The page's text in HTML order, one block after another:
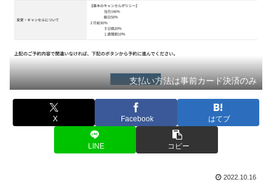
支払い方法は事前カード決済のみ
X Facebook はてブ
LINE コピー
2022.10.16